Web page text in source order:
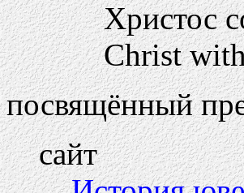
Христос
Christ
посвящённый
сайт